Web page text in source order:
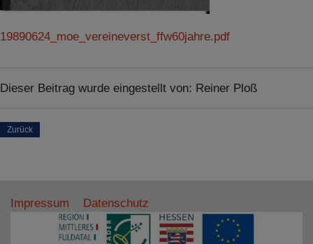
19890624_moe_vereineverst_ffw60jahre.pdf
Dieser Beitrag wurde eingestellt von: Reiner Ploß
Zurück
Impressum Datenschutz